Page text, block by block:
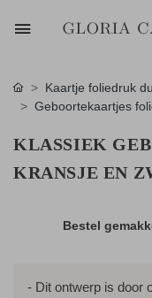
Kaartje foliedruk
Geboortekaartjes
KLASSIEK
KRANSJE EN
Bestel
- Dit ontwerp is door